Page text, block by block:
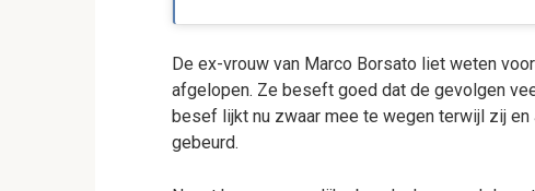
De ex-vrouw van Marco Borsato liet weten
afgelopen. Ze beseft goed dat de gevolgen
besef lijkt nu zwaar mee te wegen terwijl zij
gebeurd.